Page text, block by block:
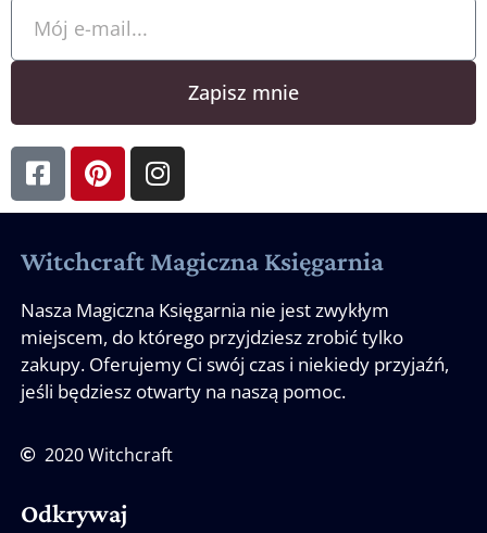
Zapisz mnie
Witchcraft Magiczna Księgarnia
Nasza Magiczna Księgarnia nie jest zwykłym
miejscem, do którego przyjdziesz zrobić tylko
zakupy. Oferujemy Ci swój czas i niekiedy przyjaźń,
jeśli będziesz otwarty na naszą pomoc.
2020 Witchcraft
Odkrywaj